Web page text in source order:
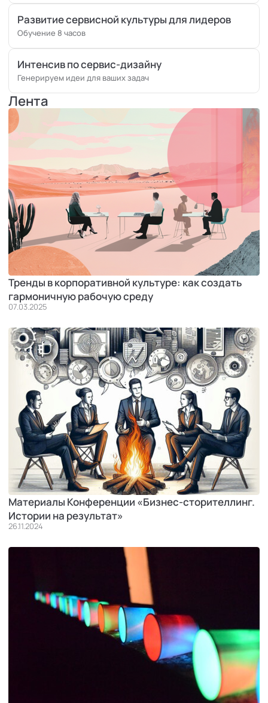
Развитие сервисной культуры для лидеров
Обучение 8 часов
Интенсив по сервис-дизайну
Генерируем идеи для ваших задач
Лента
Тренды в корпоративной культуре: как создать
гармоничную рабочую среду
07.03.2025
Материалы Конференции «Бизнес-сторителлинг.
Истории на результат»
26.11.2024